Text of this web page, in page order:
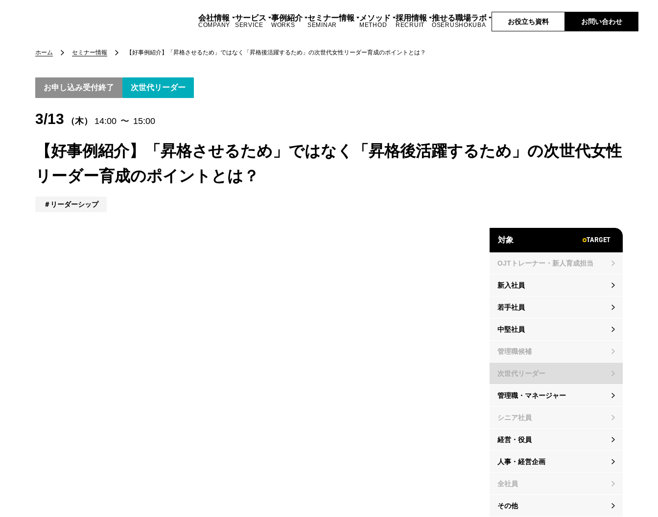
会社情報
COMPANY
サービス
SERVICE
事例紹介
WORKS
セミナー情報
SEMINAR
メソッド
METHOD
採用情報
RECRUIT
推せる職場ラボ
OSERUSHOKUBA お役立ち資料 お問い合わせ
ホーム セミナー情報 【好事例紹介】「昇格させるため」ではなく「昇格後活躍するため」の次世代女性リーダー育成のポイントとは？
お申し込み受付終了 次世代リーダー
3/13 （木） 14:00 〜 15:00
【好事例紹介】「昇格させるため」ではなく「昇格後活躍するため」の次世代女性
リーダー育成のポイントとは？
リーダーシップ
対象 TARGET
OJTトレーナー・新人育成担当
新入社員
若手社員
中堅社員
管理職候補
次世代リーダー
管理職・マネージャー
シニア社員
経営・役員
人事・経営企画
全社員
その他